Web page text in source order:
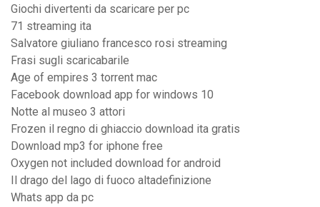
Giochi divertenti da scaricare per pc
71 streaming ita
Salvatore giuliano francesco rosi streaming
Frasi sugli scaricabarile
Age of empires 3 torrent mac
Facebook download app for windows 10
Notte al museo 3 attori
Frozen il regno di ghiaccio download ita gratis
Download mp3 for iphone free
Oxygen not included download for android
Il drago del lago di fuoco altadefinizione
Whats app da pc